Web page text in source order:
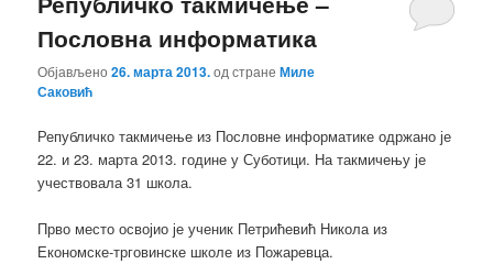
Пословна информатика
Објављено26. марта 2013.од странеМиле
Саковић
Републичко такмичење из Пословне информатике одржано је
22. и 23. марта 2013. године у Суботици. На такмичењу је
учествовала 31 школа.
Прво место освојио је ученик Петрићевић Никола из
Економске-трговинске школе из Пожаревца.